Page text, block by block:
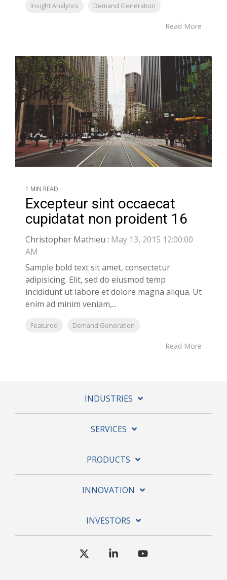
Insight Analytics Demand Generation
Read More
1 MIN READ
Excepteur sint occaecat
cupidatat non proident 16
Christopher Mathieu : May 13, 2015 12:00:00
AM
Sample bold text sit amet, consectetur
adipisicing. Elit, sed do eiusmod temp
incididunt ut labore et dolore magna aliqua. Ut
enim ad minim veniam,...
Featured Demand Generation
Read More
INDUSTRIES
SERVICES
PRODUCTS
INNOVATION
INVESTORS
Linkedin